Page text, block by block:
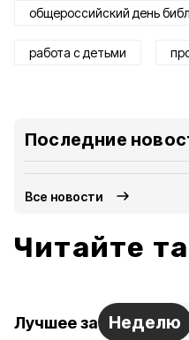
общероссийский день
работа с детьми
Последние
Все новости
Читайте
Лучшее за Неделю